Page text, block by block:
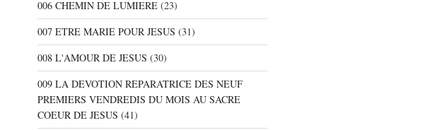
006 CHEMIN DE LUMIERE(23)
007 ETRE MARIE POUR JESUS (31)
008 L'AMOUR DE JESUS (30)
009 LA DEVOTION REPARATRICE DES NEUF
PREMIERS VENDREDIS DU MOIS AU SACRE
COEUR DE JESUS (41)